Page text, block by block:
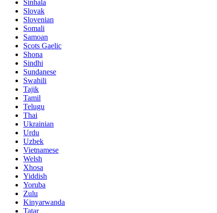
Sinhala
Slovak
Slovenian
Somali
Samoan
Scots Gaelic
Shona
Sindhi
Sundanese
Swahili
Tajik
Tamil
Telugu
Thai
Ukrainian
Urdu
Uzbek
Vietnamese
Welsh
Xhosa
Yiddish
Yoruba
Zulu
Kinyarwanda
Tatar